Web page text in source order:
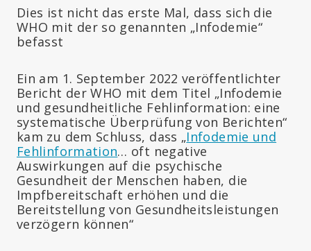
Dies ist nicht das erste Mal, dass sich die
WHO mit der so genannten „Infodemie“
befasst
Ein am 1. September 2022 veröffentlichter
Bericht der WHO mit dem Titel „Infodemie
und gesundheitliche Fehlinformation: eine
systematische Überprüfung von Berichten“
kam zu dem Schluss, dass „Infodemie und
Fehlinformation… oft negative
Auswirkungen auf die psychische
Gesundheit der Menschen haben, die
Impfbereitschaft erhöhen und die
Bereitstellung von Gesundheitsleistungen
verzögern können“